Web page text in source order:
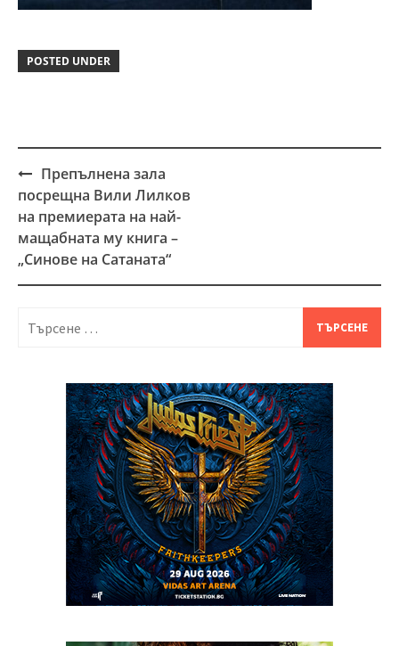
POSTED UNDER
Post
navigation
Препълнена зала
посрещна Вили Лилков
на премиерата на най-
мащабната му книга –
„Синове на Сатаната“
за: